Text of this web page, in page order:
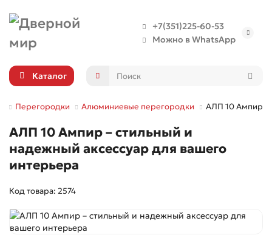
+7(351)225-60-53
Можно в WhatsApp
Каталог
Перегородки Алюминиевые перегородки АЛП 10 Ампир
АЛП 10 Ампир – стильный и
надежный аксессуар для вашего
интерьера
Код товара: 2574